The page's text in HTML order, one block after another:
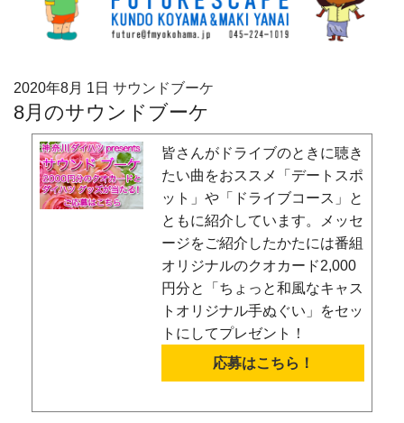
2020年8月 1日 サウンドブーケ
8月のサウンドブーケ
皆さんがドライブのときに聴き
たい曲をおススメ「デートスポ
ット」や「ドライブコース」と
ともに紹介しています。メッセ
ージをご紹介したかたには番組
オリジナルのクオカード2,000
円分と「ちょっと和風なキャス
トオリジナル手ぬぐい」をセッ
トにしてプレゼント！
応募はこちら！